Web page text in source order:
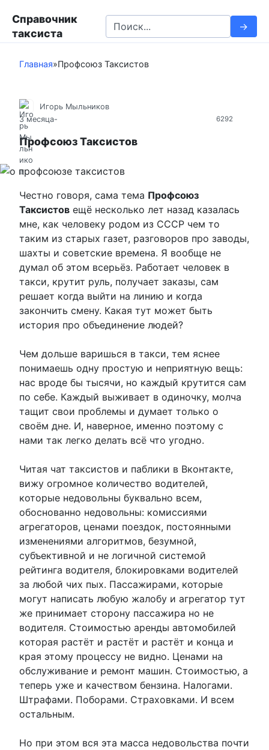
т
Справочник
таксиста
e
r
f
r
Главная»Профсоюз Таксистов
6292
Игорь Мыльников
3 месяца-
Профсоюз Таксистов
Честно говоря, сама тема Профсоюз
Таксистов ещё несколько лет назад казалась
мне, как человеку родом из СССР чем то
таким из старых газет, разговоров про заводы,
шахты и советские времена. Я вообще не
думал об этом всерьёз. Работает человек в
такси, крутит руль, получает заказы, сам
решает когда выйти на линию и когда
закончить смену. Какая тут может быть
история про объединение людей?
Чем дольше варишься в такси, тем яснее
понимаешь одну простую и неприятную вещь:
нас вроде бы тысячи, но каждый крутится сам
по себе. Каждый выживает в одиночку, молча
тащит свои проблемы и думает только о
своём дне. И, наверное, именно поэтому с
нами так легко делать всё что угодно.
Читая чат таксистов и паблики в Вконтакте,
вижу огромное количество водителей,
которые недовольны буквально всем,
обоснованно недовольны: комиссиями
агрегаторов, ценами поездок, постоянными
изменениями алгоритмов, безумной,
субъективной и не логичной системой
рейтинга водителя, блокировками водителей
за любой чих пых. Пассажирами, которые
могут написать любую жалобу и агрегатор тут
же принимает сторону пассажира но не
водителя. Стоимостью аренды автомобилей
которая растёт и растёт и растёт и конца и
края этому процессу не видно. Ценами на
обслуживание и ремонт машин. Стоимостью, а
теперь уже и качеством бензина. Налогами.
Штрафами. Поборами. Страховками. И всем
остальным.
Но при этом вся эта масса недовольства почти